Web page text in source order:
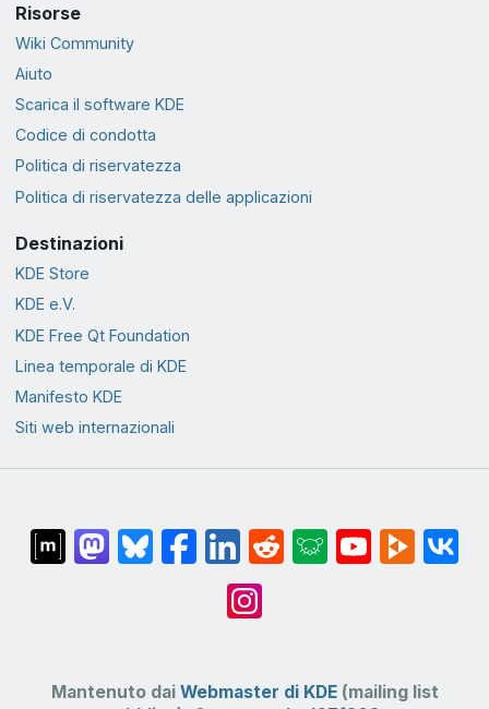
Risorse
Wiki Community
Aiuto
Scarica il software KDE
Codice di condotta
Politica di riservatezza
Politica di riservatezza delle applicazioni
Destinazioni
KDE Store
KDE e.V.
KDE Free Qt Foundation
Linea temporale di KDE
Manifesto KDE
Siti web internazionali
Mantenuto dai Webmaster di KDE(mailing list